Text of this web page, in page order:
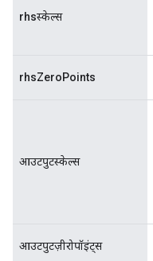
rhsस्केल्स
rhsZeroPoints
आउटपुटस्केल्स
आउटपुटज़ीरोपॉइंट्स